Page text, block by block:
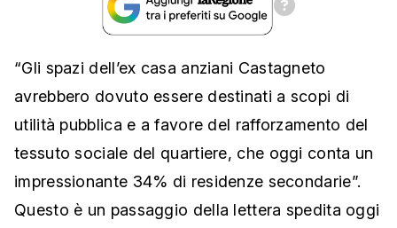
“Gli spazi dell’ex casa anziani Castagneto
avrebbero dovuto essere destinati a scopi di
utilità pubblica e a favore del rafforzamento del
tessuto sociale del quartiere, che oggi conta un
impressionante 34% di residenze secondarie”.
Questo è un passaggio della lettera spedita oggi